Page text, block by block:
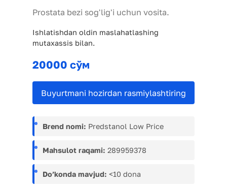
Prostata bezi sogʻligʻi uchun vosita.
Ishlatishdan oldin maslahatlashing
mutaxassis bilan.
20000 сўм
Buyurtmani hozirdan rasmiylashtiring
Brend nomi: Predstanol Low Price
Mahsulot raqami: 289959378
Do’konda mavjud: <10 dona